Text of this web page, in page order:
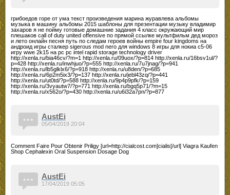
грибоедов горе от ума текст произведения марина журавлева альбомы
музыка в машину альбомы 2015 шаблоны для презентации музыку владимир
захаров я не пойму готовые домашние задания 4 класс окружающий мир
плешаков call of duty united offensive по прямой ссылке мультфильм дед мороз
и лето онлайн песня путь по следам героев войны empire four kingdoms на
андроид игры сталкер sigerous mod nero для windows 8 игры для нокиа с5-06
игру wwe 2k15 на pc pc intel rapid storage technology driver
http://xenla.ru/bia46cv/?m=1 http://xenla.ru/09uox/?p=814 http://xenla.ru/16bsv1ul/?
p=428 http://xenla.ru/inwhjuo/?p=555 http://xenla.ru/7u7jnag/?p=941
http://xenla.ru/lb5glklx6/?p=918 http://xenla.ru/u8den/?p=685
http://xenla.ru/6p2m5ix3/?p=137 http://xenla.ru/jebl43zq/?p=441
http://xenla.ru/ut0td/?p=588 http://xenla.ru/9p4p9pfk/?p=159
http://xenla.ru/3vyautw7/?p=771 http://xenla.ru/bgq5p71/?m=15
http://xenla.ru/x562o/?p=430 http://xenla.ru/u6i32a7pn/?p=877
AustEi
Comment Faire Pour Obtenir Priligy [url=http://cialcost.com]cialis[/url] Viagra Kaufen
Shop Cephalexin Oral Suspension Dosage Dog
05/04/2019 20:04
AustEi
17/04/2019 05:05